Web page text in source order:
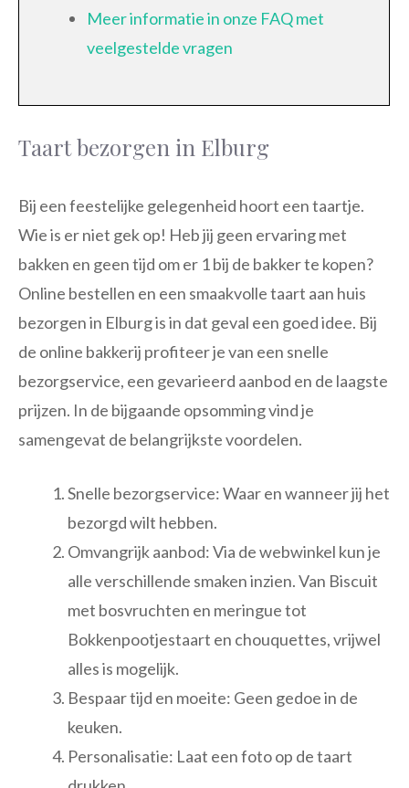
Meer informatie in onze FAQ met
veelgestelde vragen
Taart bezorgen in Elburg
Bij een feestelijke gelegenheid hoort een taartje.
Wie is er niet gek op! Heb jij geen ervaring met
bakken en geen tijd om er 1 bij de bakker te kopen?
Online bestellen en een smaakvolle taart aan huis
bezorgen in Elburg is in dat geval een goed idee. Bij
de online bakkerij profiteer je van een snelle
bezorgservice, een gevarieerd aanbod en de laagste
prijzen. In de bijgaande opsomming vind je
samengevat de belangrijkste voordelen.
Snelle bezorgservice: Waar en wanneer jij het
bezorgd wilt hebben.
Omvangrijk aanbod: Via de webwinkel kun je
alle verschillende smaken inzien. Van Biscuit
met bosvruchten en meringue tot
Bokkenpootjestaart en chouquettes, vrijwel
alles is mogelijk.
Bespaar tijd en moeite: Geen gedoe in de
keuken.
Personalisatie: Laat een foto op de taart